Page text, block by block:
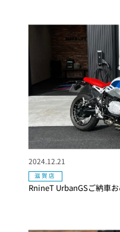
RnineT UrbanGSご納車お
2024.12.21
滋賀店